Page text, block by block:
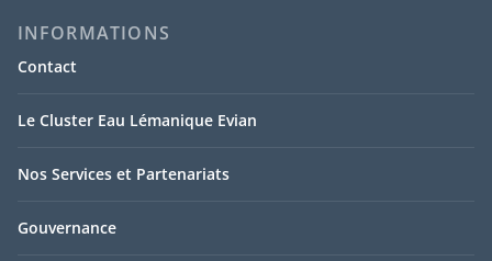
INFORMATIONS
Contact
Le Cluster Eau Lémanique Evian
Nos Services et Partenariats
Gouvernance